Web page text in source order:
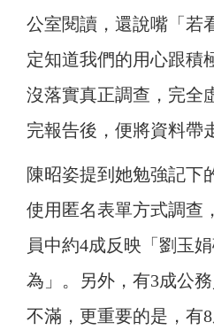
公室閱讀，還說嘴「若
定知道我們的用心跟積
沒落實真正調查，完全
完報告後，便將資料帶
陳昭姿提到她勉強記下
使用匿名表單方式調查
員中約4成反映「劉玉
為」。另外，有3成公
不滿，更重要的是，有